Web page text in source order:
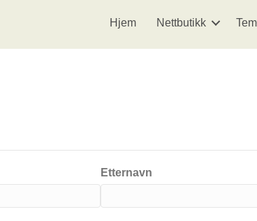
Hjem Nettbutikk
Etternavn